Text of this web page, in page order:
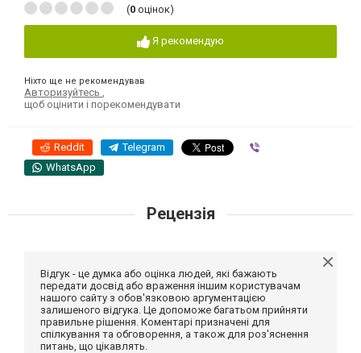
(0 оцінок)
Я рекомендую
Ніхто ще не рекомендував
Авторизуйтесь
щоб оцінити і порекомендувати
Reddit Telegram
WhatsApp
Рецензія
Відгук - це думка або оцінка людей, які бажають
передати досвід або враження іншим користувачам
нашого сайту з обов'язковою аргументацією
залишеного відгука. Це допоможе багатьом прийняти
правильне рішення. Коментарі призначені для
спілкування та обговорення, а також для роз'яснення
питань, що цікавлять.